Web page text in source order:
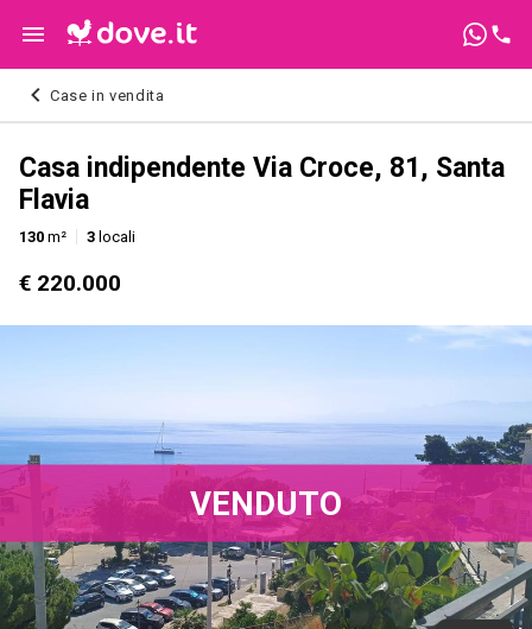
Case in vendita
Casa indipendente Via Croce, 81, Santa
Flavia
130 m² 3 locali
€ 220.000
VENDUTO